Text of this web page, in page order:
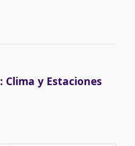
Clima y Estaciones